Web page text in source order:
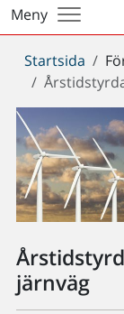
Meny
Du
är
här:
Startsida
järnväg